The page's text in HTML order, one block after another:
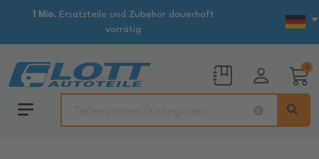
1 Mio.Ersatzteile und Zubehör dauerhaft
vorrätig
0